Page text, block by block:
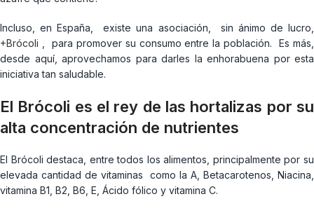
Incluso, en España, existe una asociación, sin ánimo de lucro,
+Brócoli , para promover su consumo entre la población. Es más,
desde aquí, aprovechamos para darles la enhorabuena por esta
iniciativa tan saludable.
El Brócoli es el rey de las hortalizas por su
alta concentración de nutrientes
El Brócoli destaca, entre todos los alimentos, principalmente por su
elevada cantidad de vitaminas como la A, Betacarotenos, Niacina,
vitamina B1, B2, B6, E, Ácido fólico y vitamina C.